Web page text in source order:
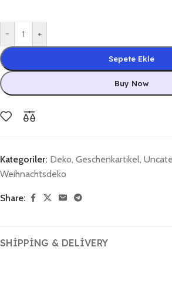
- +
Sepete Ekle
Buy Now
Kategoriler: Deko, Geschenkartikel,
Weihnachtsdeko
Share:
SHIPPING & DELIVERY